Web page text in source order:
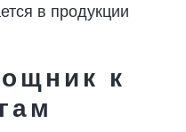
в продукции
к